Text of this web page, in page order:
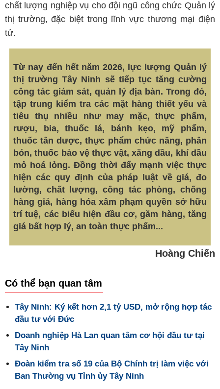
chất lượng nghiệp vụ cho đội ngũ công chức Quản lý
thị trường, đặc biệt trong lĩnh vực thương mại điện
tử.
Từ nay đến hết năm 2026, lực lượng Quản lý
thị trường Tây Ninh sẽ tiếp tục tăng cường
công tác giám sát, quản lý địa bàn. Trong đó,
tập trung kiểm tra các mặt hàng thiết yếu và
tiêu thụ nhiều như may mặc, thực phẩm,
rượu, bia, thuốc lá, bánh kẹo, mỹ phẩm,
thuốc tân dược, thực phẩm chức năng, phân
bón, thuốc bảo vệ thực vật, xăng dầu, khí dầu
mỏ hoá lỏng. Đồng thời đẩy mạnh việc thực
hiện các quy định của pháp luật về giá, đo
lường, chất lượng, công tác phòng, chống
hàng giả, hàng hóa xâm phạm quyền sở hữu
trí tuệ, các biểu hiện đầu cơ, găm hàng, tăng
giá bất hợp lý, an toàn thực phẩm...
Hoàng Chiến
Có thể bạn quan tâm
Tây Ninh: Ký kết hơn 2,1 tỷ USD, mở rộng hợp tác
đầu tư với Đức
Doanh nghiệp Hà Lan quan tâm cơ hội đầu tư tại
Tây Ninh
Đoàn kiểm tra số 19 của Bộ Chính trị làm việc với
Ban Thường vụ Tỉnh ủy Tây Ninh